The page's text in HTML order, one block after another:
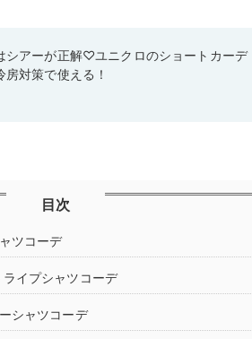
シアーが正解♡ユニクロのショートカーデ
対策で使える！
目次
ツコーデ
イプシャツコーデ
シャツコーデ